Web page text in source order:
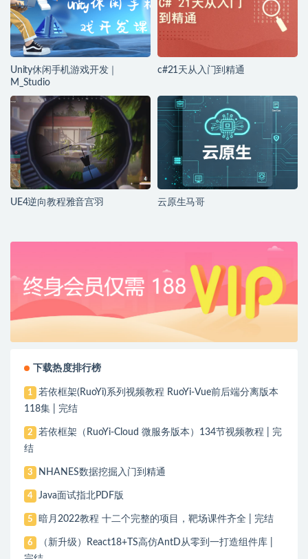
Unity休闲手机游戏开发｜
M_Studio
c#21天从入门到精通
UE4逆向教程雅音宫羽 云原生马哥
下载热度排行榜
1
若依框架(RuoYi)系列视频教程 RuoYi-Vue前后端分离版本
118集 | 完结
2
若依框架（RuoYi-Cloud 微服务版本）134节视频教程 | 完
结
3 NHANES数据挖掘入门到精通
4 Java面试指北PDF版
5 暗月2022教程 十二个完整的项目，靶场课件齐全 | 完结
6
（新升级）React18+TS高仿AntD从零到一打造组件库 |